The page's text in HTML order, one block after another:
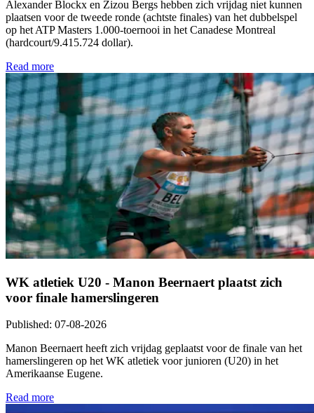
Alexander Blockx en Zizou Bergs hebben zich vrijdag niet kunnen
plaatsen voor de tweede ronde (achtste finales) van het dubbelspel
op het ATP Masters 1.000-toernooi in het Canadese Montreal
(hardcourt/9.415.724 dollar).
Read more
WK atletiek U20 - Manon Beernaert plaatst zich
voor finale hamerslingeren
Published: 07-08-2026
Manon Beernaert heeft zich vrijdag geplaatst voor de finale van het
hamerslingeren op het WK atletiek voor junioren (U20) in het
Amerikaanse Eugene.
Read more